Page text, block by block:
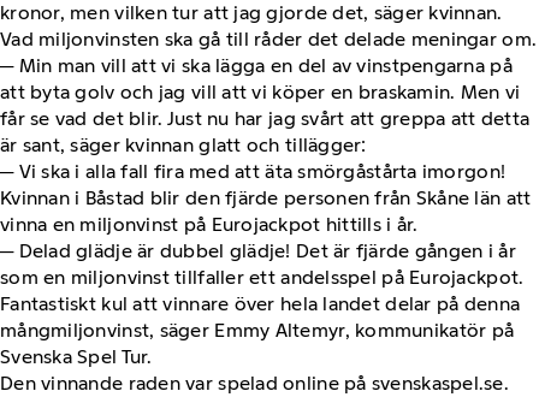
kronor, men vilken tur att jag gjorde det, säger kvinnan.
Vad miljonvinsten ska gå till råder det delade meningar om.
─ Min man vill att vi ska lägga en del av vinstpengarna på
att byta golv och jag vill att vi köper en braskamin. Men vi
får se vad det blir. Just nu har jag svårt att greppa att detta
är sant, säger kvinnan glatt och tillägger:
─ Vi ska i alla fall fira med att äta smörgåstårta imorgon!
Kvinnan i Båstad blir den fjärde personen från Skåne län att
vinna en miljonvinst på Eurojackpot hittills i år.
─ Delad glädje är dubbel glädje! Det är fjärde gången i år
som en miljonvinst tillfaller ett andelsspel på Eurojackpot.
Fantastiskt kul att vinnare över hela landet delar på denna
mångmiljonvinst, säger Emmy Altemyr, kommunikatör på
Svenska Spel Tur.
Den vinnande raden var spelad online på svenskaspel.se.